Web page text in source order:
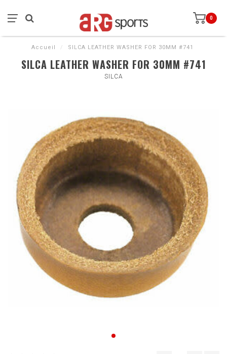
0
Accueil / SILCA LEATHER WASHER FOR 30MM #741
SILCA LEATHER WASHER FOR 30MM #741
SILCA